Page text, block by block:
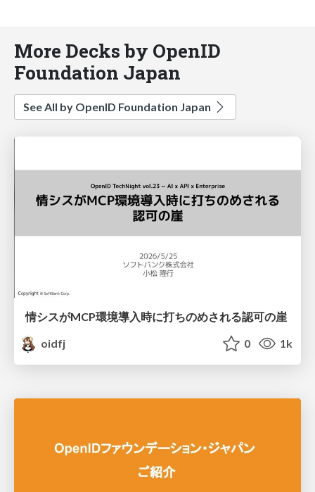
More Decks by OpenID
Foundation Japan
See All by OpenID Foundation Japan
情シスがMCP環境導入時に打ちのめされる認可の崖
oidfj
0 1k